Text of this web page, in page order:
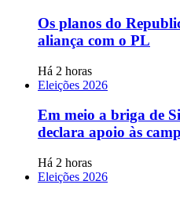
Os planos do
aliança com o PL
Há 2 horas
Eleições 2026
Em meio a briga de
declara apoio às
Há 2 horas
Eleições 2026